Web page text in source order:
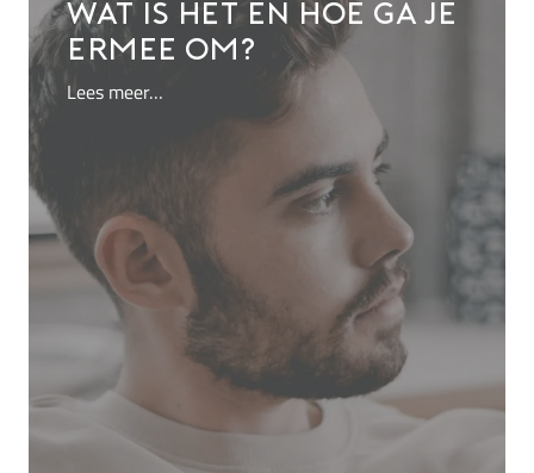
wat is het en hoe ga je
ermee om?
Lees meer…